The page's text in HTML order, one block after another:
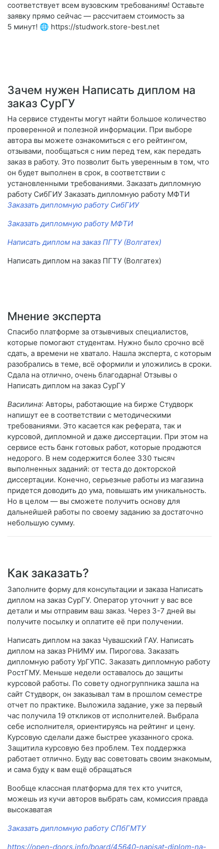
соответствует всем вузовским требованиям! Оставьте
заявку прямо сейчас — рассчитаем стоимость за
5 минут! 🌐 https://studwork.store-best.net
Зачем нужен Написать диплом на
заказ СурГУ
На сервисе студенты могут найти большое количество
проверенной и полезной информации. При выборе
автора вы можете ознакомиться с его рейтингом,
отзывами, пообщаться с ним перед тем, как передать
заказ в работу. Это позволит быть уверенным в том, что
он будет выполнен в срок, в соответствии с
установленными требованиями. Заказать дипломную
работу СибГИУ Заказать дипломную работу МФТИ
Заказать дипломную работу СибГИУ
Заказать дипломную работу МФТИ
Написать диплом на заказ ПГТУ (Волгатех)
Написать диплом на заказ ПГТУ (Волгатех)
Мнение эксперта
Спасибо платформе за отзывчивых специалистов,
которые помогают студентам. Нужно было срочно всё
сдать, а времени не хватало. Нашла эксперта, с которым
разобрались в теме, всё оформили и уложились в сроки.
Сдала на отлично, очень благодарна! Отзывы о
Написать диплом на заказ СурГУ
Василина: Авторы, работающие на бирже Студворк
напишут ее в соответствии с методическими
требованиями. Это касается как реферата, так и
курсовой, дипломной и даже диссертации. При этом на
сервисе есть банк готовых работ, которые продаются
недорого. В нем содержится более 330 тысяч
выполненных заданий: от теста до докторской
диссертации. Конечно, серьезные работы из магазина
придется доводить до ума, повышать им уникальность.
Но в целом — вы сможете получить основу для
дальнейшей работы по своему заданию за достаточно
небольшую сумму.
Как заказать?
Заполните форму для консультации и заказа Написать
диплом на заказ СурГУ. Оператор уточнит у вас все
детали и мы отправим ваш заказ. Через 3-7 дней вы
получите посылку и оплатите её при получении.
Написать диплом на заказ Чувашский ГАУ. Написать
диплом на заказ РНИМУ им. Пирогова. Заказать
дипломную работу УрГУПС. Заказать дипломную работу
РостГМУ. Меньше недели оставалось до защиты
курсовой работы. По совету одногруппника зашла на
сайт Студворк, он заказывал там в прошлом семестре
отчет по практике. Выложила задание, уже за первый
час получила 19 откликов от исполнителей. Выбрала
себе исполнителя, ориентируясь на рейтинг и цену.
Курсовую сделали даже быстрее указанного срока.
Защитила курсовую без проблем. Тех поддержка
работает отлично. Буду вас советовать своим знакомым,
и сама буду к вам ещё обращаться
Вообще классная платформа для тех кто учится,
можешь из кучи авторов выбрать сам, комиссия правда
высокаватая
Заказать дипломную работу СПбГМТУ
https://open-doors.info/board/45640-napisat-diplom-na-